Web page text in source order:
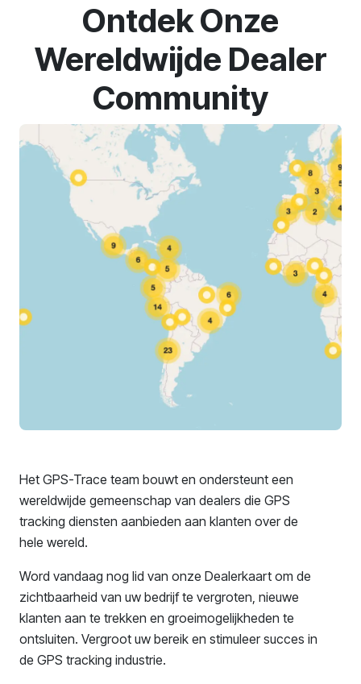
Ontdek Onze
Wereldwijde Dealer
Community
Het GPS-Trace team bouwt en ondersteunt een
wereldwijde gemeenschap van dealers die GPS
tracking diensten aanbieden aan klanten over de
hele wereld.
Word vandaag nog lid van onze Dealerkaart om de
zichtbaarheid van uw bedrijf te vergroten, nieuwe
klanten aan te trekken en groeimogelijkheden te
ontsluiten. Vergroot uw bereik en stimuleer succes in
de GPS tracking industrie.